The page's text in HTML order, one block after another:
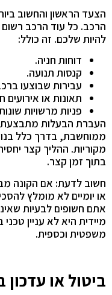
הצעד הראשון והחשוב
הרכב. כל עוד הרכב רשום
להיות שלכם. זה כולל:
דוחות חניה.
קנסות תנועה.
עבירות שבוצעו
תאונות או אירועים
פניות מרשויות
העברת הבעלות מתבצעת
ממוחשבת, בדרך כלל
מקוריות. ההליך קצר
בתוך זמן קצר.
חשוב לדעת: אם הקונה
או יומיים לא מומלץ
אתם חשופים לבעיות
מיידית היא לא עניין
משפטית וכספית.
ביטול או עדכון